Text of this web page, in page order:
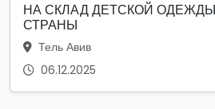
НА СКЛАД ДЕТСКОЙ
СТРАНЫ
Тель Авив
06.12.2025